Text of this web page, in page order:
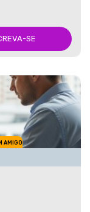
SE
AMIGO